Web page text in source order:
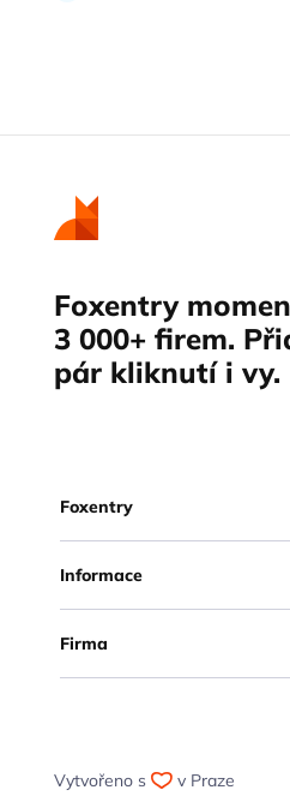
Foxentry
3 000+ firem.
pár kliknutí i vy.
Foxentry
Informace
Firma
Vytvořeno s v Praze